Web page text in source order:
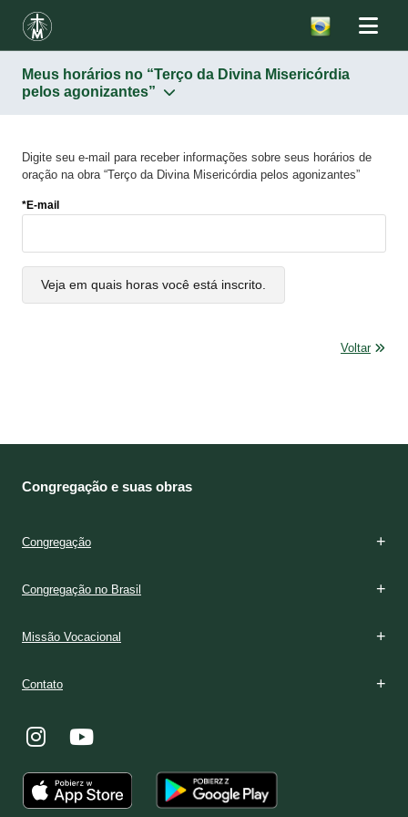
Meus horários no “Terço da Divina Misericórdia
pelos agonizantes”
Digite seu e-mail para receber informações sobre seus horários de
oração na obra “Terço da Divina Misericórdia pelos agonizantes”
*E-mail
Veja em quais horas você está inscrito.
Voltar
Congregação e suas obras
Congregação
Congregação no Brasil
Missão Vocacional
Contato